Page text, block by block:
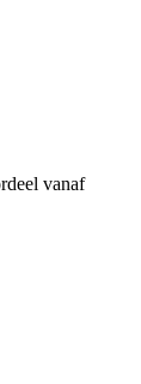
vanaf